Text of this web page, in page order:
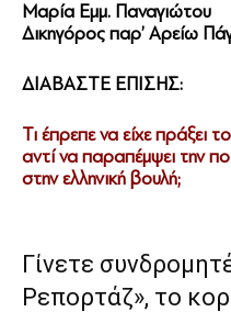
Μαρία Εμμ. Παναγιώτου
Δικηγόρος παρ’ Αρείω
ΔΙΑΒΑΣΤΕ ΕΠΙΣΗΣ:
Τι έπρεπε να είχε πράξει
αντί να παραπέμψει την
στην ελληνική βουλή;
Γίνετε
Ρεπορτάζ», το